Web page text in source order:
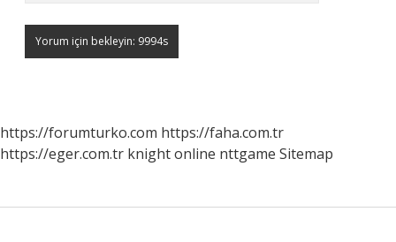
https://forumturko.com https://faha.com.tr
https://eger.com.tr knight online nttgame Sitemap